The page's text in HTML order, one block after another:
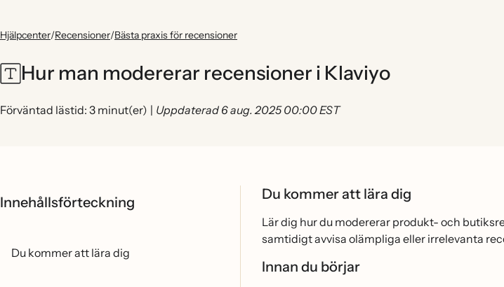
Hjälpcenter/Recensioner/Bästa praxis för recensioner
Hur man modererar recensioner i Klaviyo
Förväntad lästid: 3 minut(er) | Uppdaterad 6 aug. 2025 00:00 EST
Innehållsförteckning
Du kommer att lära dig
Du kommer att lära dig
Lär dig hur du modererar produkt- och
samtidigt avvisa olämpliga eller irrelevanta
Innan du börjar